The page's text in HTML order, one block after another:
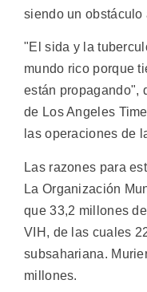
siendo un obstáculo
"El sida y la
mundo rico porque
están propagando",
de Los Angeles
las operaciones de
Las razones para
La Organización
que 33,2 millones
VIH, de las cuales
subsahariana.
millones.